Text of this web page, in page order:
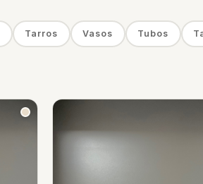
Tarros Vasos Tubos